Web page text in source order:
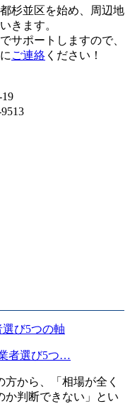
杉並区を始め、周辺地
きます。
サポートしますので、
ご連絡 ください！
者選び5つ…
から、「相場が全く
か判断できない」とい